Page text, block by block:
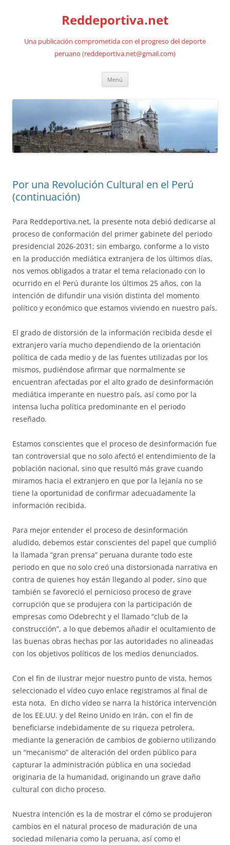
Reddeportiva.net
Una publicación comprometida con el progreso del deporte
peruano (reddeportiva.net@gmail.com)
Menú
Por una Revolución Cultural en el Perú
(continuación)
Para Reddeportiva.net, la presente nota debió dedicarse al
proceso de conformación del primer gabinete del periodo
presidencial 2026-2031; sin embargo, conforme a lo visto
en la producción mediática extranjera de los últimos días,
nos vemos obligados a tratar el tema relacionado con lo
ocurrido en el Perú durante los últimos 25 años, con la
intención de difundir una visión distinta del momento
político y económico que estamos viviendo en nuestro país.
El grado de distorsión de la información recibida desde el
extranjero varía mucho dependiendo de la orientación
política de cada medio y de las fuentes utilizadas por los
mismos, pudiéndose afirmar que normalmente se
encuentran afectadas por el alto grado de desinformación
mediática imperante en nuestro país, así como por la
intensa lucha política predominante en el periodo
reseñado.
Estamos conscientes que el proceso de desinformación fue
tan controversial que no solo afectó el entendimiento de la
población nacional, sino que resultó más grave cuando
miramos hacia el extranjero en que por la lejanía no se
tiene la oportunidad de confirmar adecuadamente la
información recibida.
Para mejor entender el proceso de desinformación
aludido, debemos estar conscientes del papel que cumplió
la llamada “gran prensa” peruana durante todo este
periodo en que no solo creó una distorsionada narrativa en
contra de quienes hoy están llegando al poder, sino que
también se favoreció el pernicioso proceso de grave
corrupción que se produjera con la participación de
empresas como Odebrecht y el llamado “club de la
construcción”, a lo que debemos añadir el ocultamiento de
las buenas obras hechas por las autoridades no alineadas
con los objetivos políticos de los medios denunciados.
Con el fin de ilustrar mejor nuestro punto de vista, hemos
seleccionado el vídeo cuyo enlace registramos al final de
esta nota. En dicho vídeo se narra la histórica intervención
de los EE.UU. y del Reino Unido en Irán, con el fin de
beneficiarse indebidamente de su riqueza petrolera,
mediante la generación de cambios de gobierno utilizando
un “mecanismo” de alteración del orden público para
capturar la administración pública en una sociedad
originaria de la humanidad, originando un grave daño
cultural con dicho proceso.
Nuestra intención es la de mostrar el cómo se produjeron
cambios en el natural proceso de maduración de una
sociedad milenaria como la peruana, así como el